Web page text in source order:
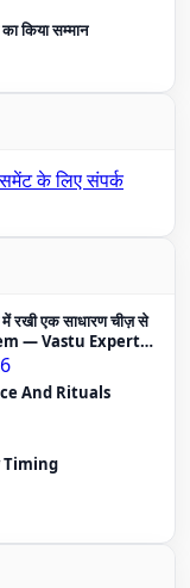
किया सम्मान
के लिए संपर्क
रखी एक साधारण चीज़ से
— Vastu Expert
And Rituals
Timing